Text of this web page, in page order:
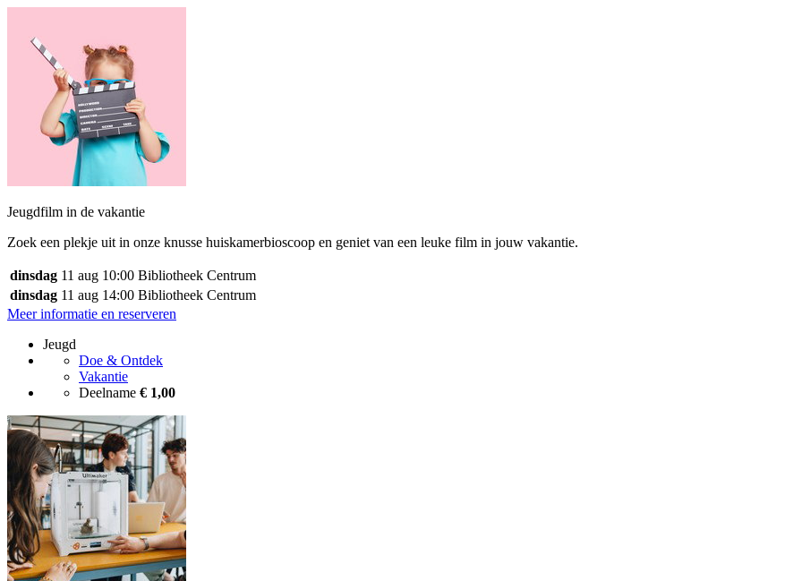
Jeugdfilm in de vakantie
Zoek een plekje uit in onze knusse huiskamerbioscoop en geniet van een leuke film in jouw vakantie.
dinsdag 11 aug 10:00 Bibliotheek Centrum
dinsdag 11 aug 14:00 Bibliotheek Centrum
Meer informatie en reserveren
Jeugd
Doe & Ontdek
Vakantie
Deelname € 1,00